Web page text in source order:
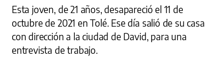
Esta joven, de 21 años, desapareció el 11 de
octubre de 2021 en Tolé. Ese día salió de su casa
con dirección a la ciudad de David, para una
entrevista de trabajo.